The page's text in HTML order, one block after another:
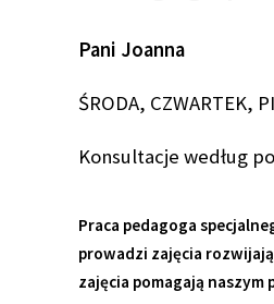
Pani Joanna
ŚRODA, CZWARTEK,
Konsultacje według
Praca pedagoga
prowadzi zajęcia
zajęcia pomagają